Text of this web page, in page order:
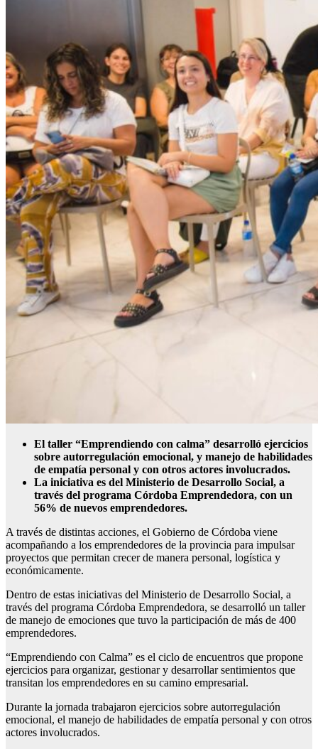
El taller “Emprendiendo con calma” desarrolló ejercicios
sobre autorregulación emocional, y manejo de habilidades
de empatía personal y con otros actores involucrados.
La iniciativa es del Ministerio de Desarrollo Social, a
través del programa Córdoba Emprendedora, con un
56% de nuevos emprendedores.
A través de distintas acciones, el Gobierno de Córdoba viene
acompañando a los emprendedores de la provincia para impulsar
proyectos que permitan crecer de manera personal, logística y
económicamente.
Dentro de estas iniciativas del Ministerio de Desarrollo Social, a
través del programa Córdoba Emprendedora, se desarrolló un taller
de manejo de emociones que tuvo la participación de más de 400
emprendedores.
“Emprendiendo con Calma” es el ciclo de encuentros que propone
ejercicios para organizar, gestionar y desarrollar sentimientos que
transitan los emprendedores en su camino empresarial.
Durante la jornada trabajaron ejercicios sobre autorregulación
emocional, el manejo de habilidades de empatía personal y con otros
actores involucrados.